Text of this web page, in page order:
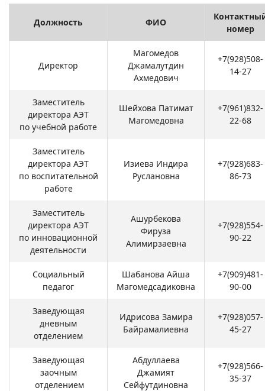
Должность ФИО
номер
Директор
Магомедов
Джамалутдин
Ахмедович
+7(928)508-
14-27
Заместитель
директора АЭТ
по учебной работе
Шейхова Патимат
Магомедовна
+7(961)832-
22-68
Заместитель
директора АЭТ
по воспитательной
работе
Изиева Индира
Руслановна
+7(928)683-
86-73
Заместитель
директора АЭТ
по инновационной
деятельности
Ашурбекова
Фируза
Алимирзаевна
+7(928)554-
90-22
Социальный
педагог
Шабанова Айша
Магомедсадиковна
+7(909)481-
90-00
Заведующая
дневным
отделением
Идрисова Замира
Байрамалиевна
+7(928)057-
45-27
Заведующая
заочным
отделением
Абдуллаева
Джамият
Сейфутдиновна
+7(928)566-
35-37